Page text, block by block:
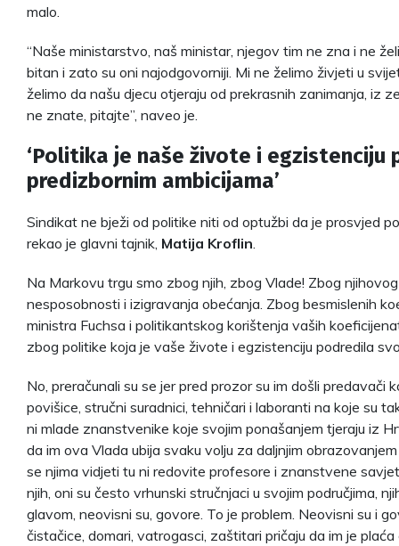
malo.
“Naše ministarstvo, naš ministar, njegov tim ne zna i ne
bitan i zato su oni najodgovorniji. Mi ne želimo živjeti u
želimo da našu djecu otjeraju od prekrasnih zanimanja, iz
ne znate, pitajte”, naveo je.
‘Politika je naše živote i egzistenciju
predizbornim ambicijama’
Sindikat ne bježi od politike niti od optužbi da je prosvjed
rekao je glavni tajnik, Matija Kroflin
Na Markovu trgu smo zbog njih, zbog Vlade! Zbog
nesposobnosti i izigravanja obećanja. Zbog besmislenih
ministra Fuchsa i politikantskog korištenja vaših
zbog politike koja je vaše živote i egzistenciju podredila
No, preračunali su se jer pred prozor su im došli predavači
povišice, stručni suradnici, tehničari i laboranti na koje su
ni mlade znanstvenike koje svojim ponašanjem tjeraju iz
da im ova Vlada ubija svaku volju za daljnjim
se njima vidjeti tu ni redovite profesore i znanstvene
njih, oni su često vrhunski stručnjaci u svojim područjima,
glavom, neovisni su, govore. To je problem. Neovisni su i
čistačice, domari, vatrogasci, zaštitari pričaju da im je